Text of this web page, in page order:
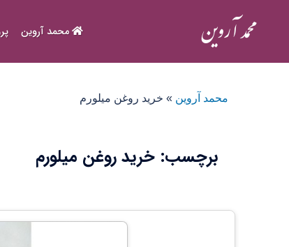
محمد آروین
محمد آروین » خرید روغن میلورم
برچسب: خرید روغن میلورم